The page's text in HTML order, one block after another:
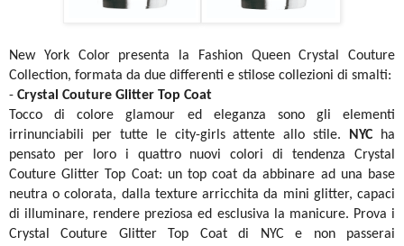
New York Color presenta la Fashion Queen Crystal Couture
Collection, formata da due differenti e stilose collezioni di smalti:
- Crystal Couture Glitter Top Coat
Tocco di colore glamour ed eleganza sono gli elementi
irrinunciabili per tutte le city-girls attente allo stile.
NYC ha
pensato per loro i quattro nuovi colori di tendenza Crystal
Couture Glitter Top Coat: un top coat da abbinare ad una base
neutra o colorata, dalla texture arricchita da mini glitter, capaci
di illuminare, rendere preziosa ed esclusiva la manicure. Prova i
Crystal Couture Glitter Top Coat di NYC e non passerai